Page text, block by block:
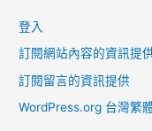
登入
訂閱網站內容的資訊提
訂閱留言的資訊提供
WordPress.org 台灣繁